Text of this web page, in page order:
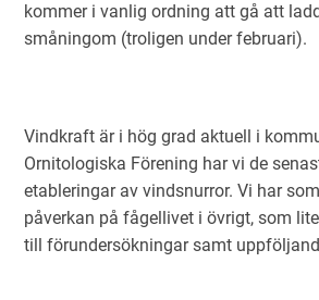
kommer i vanlig ordning att gå att
småningom (troligen under februari).
Vindkraft är i hög grad aktuell i
Ornitologiska Förening har vi de
etableringar av vindsnurror. Vi har
påverkan på fågellivet i övrigt, som
till förundersökningar samt